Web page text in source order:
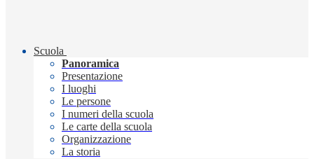
Scuola
Panoramica
Presentazione
I luoghi
Le persone
I numeri della scuola
Le carte della scuola
Organizzazione
La storia